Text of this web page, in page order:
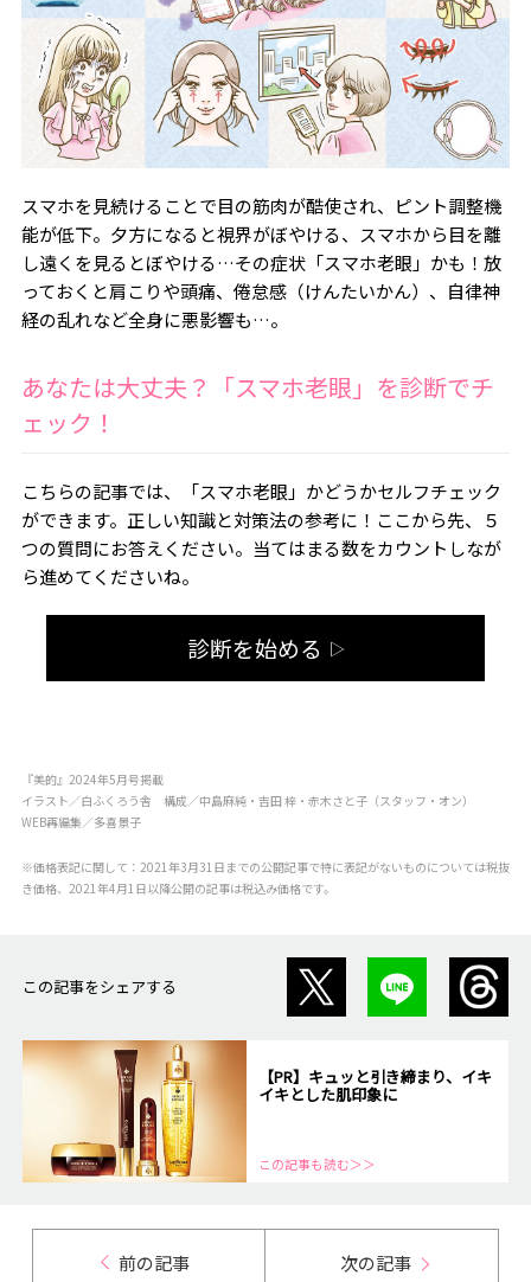
スマホを見続けることで目の筋肉が酷使され、ピント調整機
能が低下。夕方になると視界がぼやける、スマホから目を離
し遠くを見るとぼやける…その症状「スマホ老眼」かも！放
っておくと肩こりや頭痛、倦怠感（けんたいかん）、自律神
経の乱れなど全身に悪影響も…。
あなたは大丈夫？「スマホ老眼」を診断でチ
ェック！
こちらの記事では、「スマホ老眼」かどうかセルフチェック
ができます。正しい知識と対策法の参考に！ここから先、５
つの質問にお答えください。当てはまる数をカウントしなが
ら進めてくださいね。
診断を始める ▷
『美的』2024年5月号掲載
イラスト／白ふくろう舎 構成／中島麻純・吉田 梓・赤木さと子（スタッフ・オン）
WEB再編集／多喜景子
※価格表記に関して：2021年3月31日までの公開記事で特に表記がないものについては税抜
き価格、2021年4月1日以降公開の記事は税込み価格です。
この記事をシェアする
【PR】キュッと引き締まり、イキ
イキとした肌印象に
この記事も読む＞＞
前の記事 次の記事